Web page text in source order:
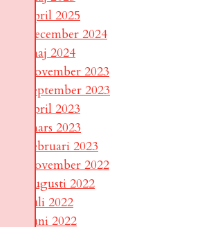
april 2025
december 2024
maj 2024
november 2023
september 2023
april 2023
mars 2023
februari 2023
november 2022
augusti 2022
juli 2022
juni 2022